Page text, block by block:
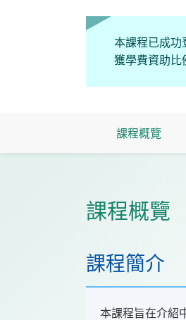
本課程已成功
獲學費資助比
課程概覽
課程概覽
課程簡介
本課程旨在介紹